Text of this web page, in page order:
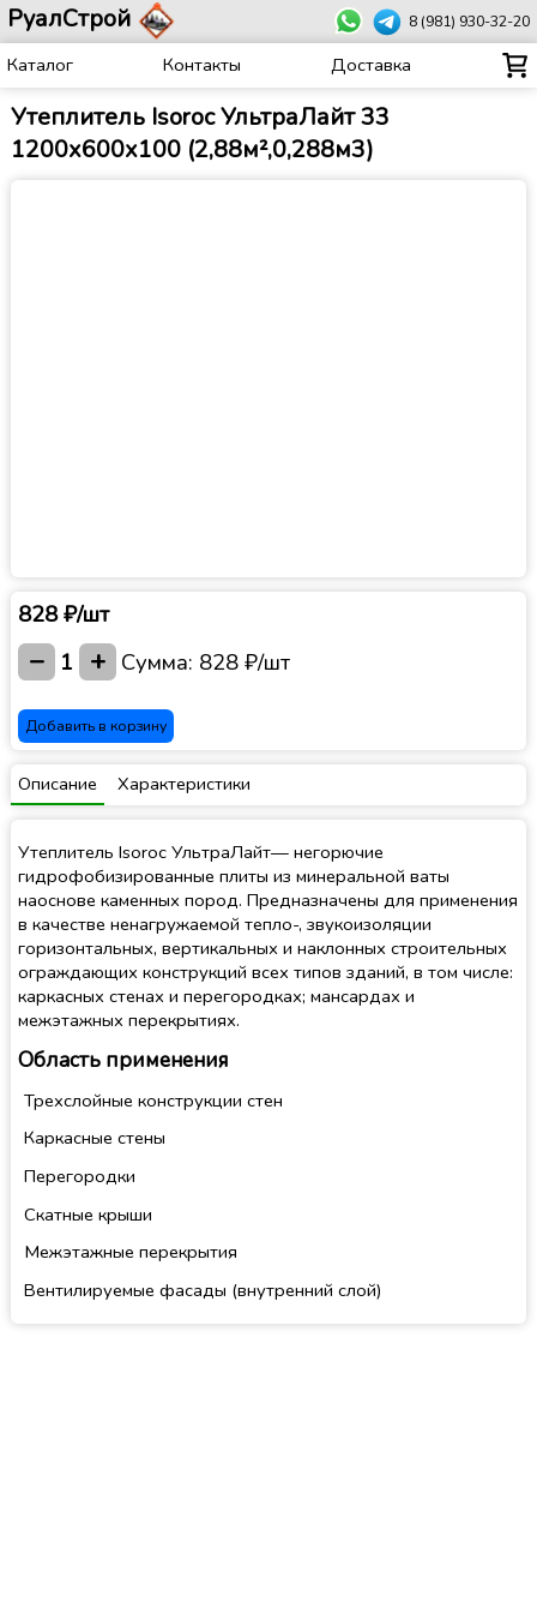
РуалСтрой 8 (981) 930-32-20
Каталог Контакты Доставка
Утеплитель Isoroc УльтраЛайт 33
1200х600х100 (2,88м²,0,288м3)
828 ₽/шт
− 1 + Сумма: 828 ₽/шт
Добавить в корзину
Описание Характеристики
Утеплитель Isoroc УльтраЛайт— негорючие
гидрофобизированные плиты из минеральной ваты
наоснове каменных пород. Предназначены для применения
в качестве ненагружаемой тепло-, звукоизоляции
горизонтальных, вертикальных и наклонных строительных
ограждающих конструкций всех типов зданий, в том числе:
каркасных стенах и перегородках; мансардах и
межэтажных перекрытиях.
Область применения
Трехслойные конструкции стен
Каркасные стены
Перегородки
Скатные крыши
Межэтажные перекрытия
Вентилируемые фасады (внутренний слой)